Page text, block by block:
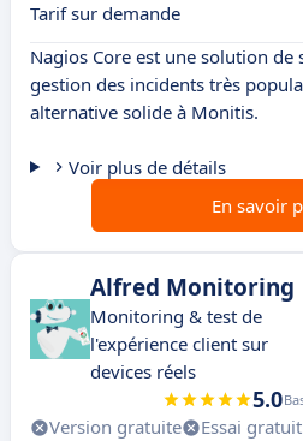
Tarif sur demande
Nagios Core est une solution de
gestion des incidents très
alternative solide à Monitis.
Voir plus de détails
En savoir
Alfred Monitoring
Monitoring & test de
l'expérience client sur
devices réels
5.0
Version gratuite Essai gratuit